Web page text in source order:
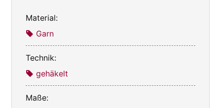
Material:
Garn
Technik:
gehäkelt
Maße: